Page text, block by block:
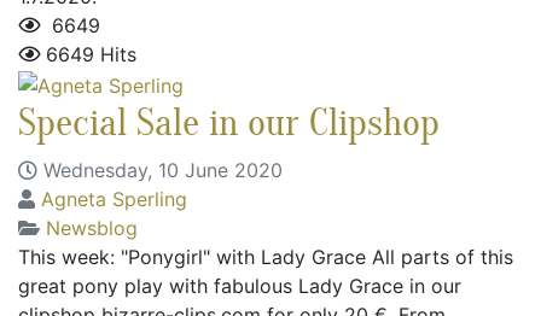
6649
6649 Hits
Special Sale in our Clipshop
Wednesday, 10 June 2020
Agneta Sperling
Newsblog
This week: "Ponygirl" with Lady Grace All parts of this
great pony play with fabulous Lady Grace in our